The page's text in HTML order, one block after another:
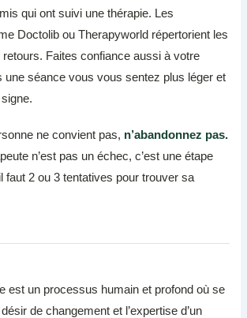
qui ont suivi une thérapie. Les
Doctolib ou Therapyworld répertorient les
Faites confiance aussi à votre
une séance vous vous sentez plus léger et
ne convient pas, n’abandonnez pas.
n’est pas un échec, c’est une étape
faut 2 ou 3 tentatives pour trouver sa
est un processus humain et profond où se
de changement et l’expertise d’un